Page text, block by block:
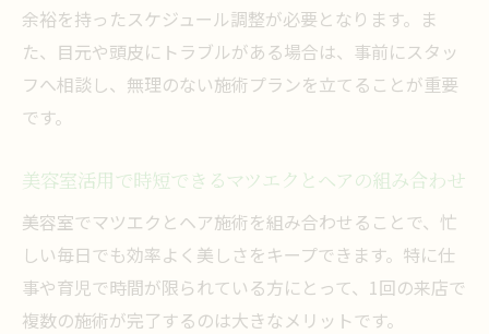
余裕を持ったスケジュール調整が必要となります。ま
た、目元や頭皮にトラブルがある場合は、事前にスタッ
フへ相談し、無理のない施術プランを立てることが重要
です。
美容室活用で時短できるマツエクとヘアの組み合わせ
美容室でマツエクとヘア施術を組み合わせることで、忙
しい毎日でも効率よく美しさをキープできます。特に仕
事や育児で時間が限られている方にとって、1回の来店で
複数の施術が完了するのは大きなメリットです。